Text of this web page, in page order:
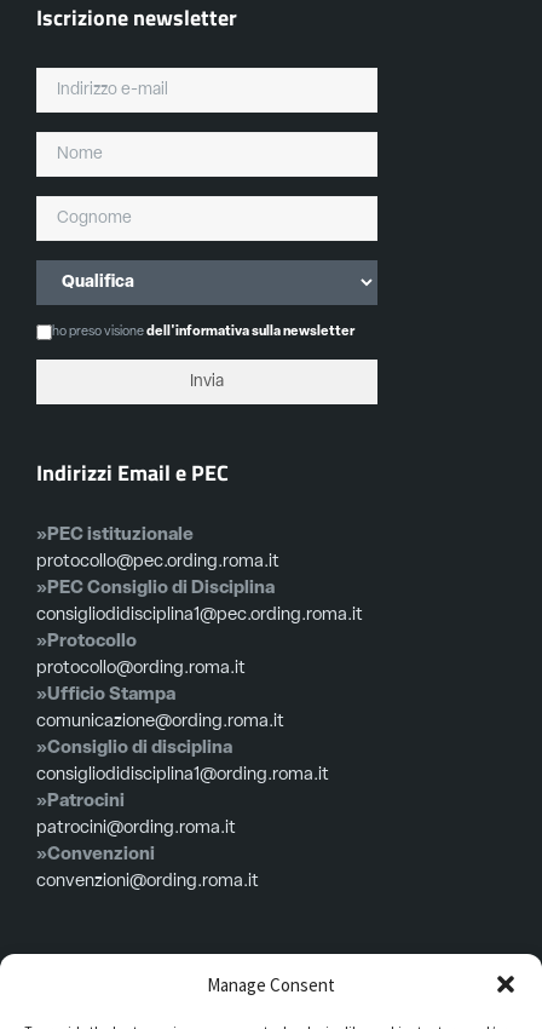
Manage Consent
Iscrizione newsletter
ho preso visionedell'informativa sulla newsletter
Indirizzi Email e PEC
»PEC istituzionale
protocollo@pec.ording.roma.it
»PEC Consiglio di Disciplina
consigliodidisciplina1@pec.ording.roma.it
»Protocollo
protocollo@ording.roma.it
»Ufficio Stampa
comunicazione@ording.roma.it
»Consiglio di disciplina
consigliodidisciplina1@ording.roma.it
»Patrocini
patrocini@ording.roma.it
»Convenzioni
convenzioni@ording.roma.it
Menù